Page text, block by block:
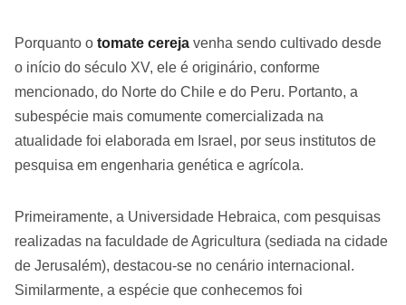
Porquanto o tomate cereja venha sendo cultivado desde
o início do século XV, ele é originário, conforme
mencionado, do Norte do Chile e do Peru. Portanto, a
subespécie mais comumente comercializada na
atualidade foi elaborada em Israel, por seus institutos de
pesquisa em engenharia genética e agrícola.
Primeiramente, a Universidade Hebraica, com pesquisas
realizadas na faculdade de Agricultura (sediada na cidade
de Jerusalém), destacou-se no cenário internacional.
Similarmente, a espécie que conhecemos foi